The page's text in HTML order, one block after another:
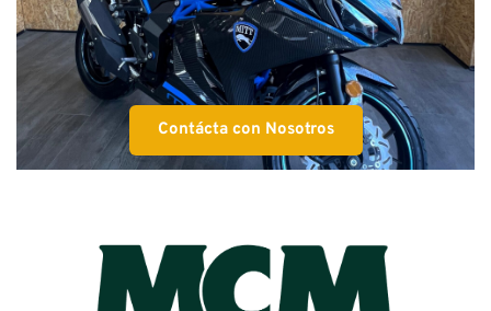
Contácta con Nosotros